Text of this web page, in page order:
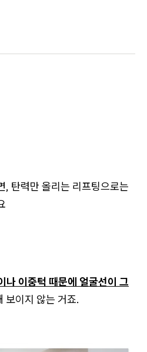
, 탄력만 올리는 리프팅으로는
나 이중턱 때문에 얼굴선이 그
보이지 않는 거죠.